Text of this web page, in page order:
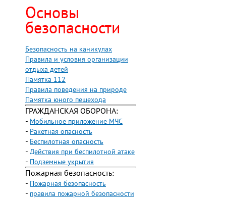
Основы
безопасности
Безопасность на каникулах
Правила и условия организации
отдыха детей
Памятка 112
Правила поведения на природе
Памятка юного пешехода
ГРАЖДАНСКАЯ ОБОРОНА:
- Мобильное приложение МЧС
- Ракетная опасность
- Беспилотная опасность
- Действия при беспилотной атаке
- Подземные укрытия
Пожарная безопасность:
- Пожарная безопасность
- правила пожарной безопасности